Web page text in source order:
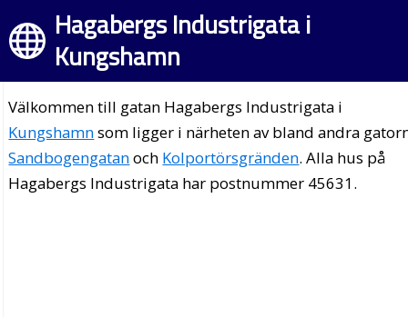
Hagabergs Industrigata i
Kungshamn
Välkommen till gatan Hagabergs Industrigata i
Kungshamnsom ligger i närheten av bland andra
Sandbogengatanoch Kolportörsgränden. Alla hus på
Hagabergs Industrigata har postnummer 45631.